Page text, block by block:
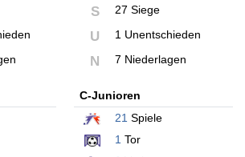
S 27 Siege
U 1 Unentschieden
N 7 Niederlagen
C-Junioren
21 Spiele
1 Tor